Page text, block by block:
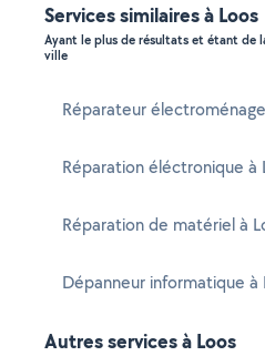
Services similaires à Loos
Ayant le plus de résultats et étant de
ville
Réparateur
Réparation éléctronique à
Réparation de matériel à
Dépanneur informatique à
Autres services à Loos